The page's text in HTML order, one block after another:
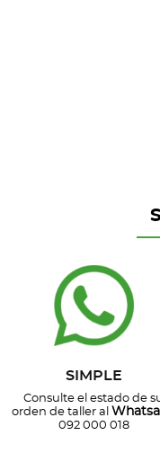
SIMPLE
Consulte el estado de
orden de taller al
092 000 018